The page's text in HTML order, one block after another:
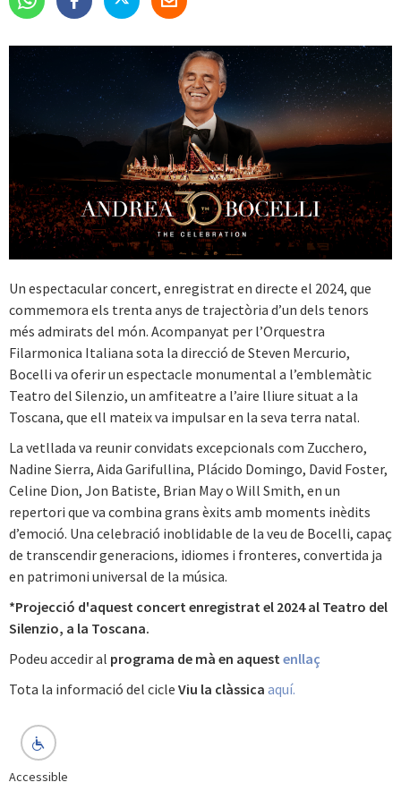
Un espectacular concert, enregistrat en directe el 2024, que
commemora els trenta anys de trajectòria d’un dels tenors
més admirats del món. Acompanyat per l’Orquestra
Filarmonica Italiana sota la direcció de Steven Mercurio,
Bocelli va oferir un espectacle monumental a l’emblemàtic
Teatro del Silenzio, un amfiteatre a l’aire lliure situat a la
Toscana, que ell mateix va impulsar en la seva terra natal.
La vetllada va reunir convidats excepcionals com Zucchero,
Nadine Sierra, Aida Garifullina, Plácido Domingo, David Foster,
Celine Dion, Jon Batiste, Brian May o Will Smith, en un
repertori que va combina grans èxits amb moments inèdits
d’emoció. Una celebració inoblidable de la veu de Bocelli, capaç
de transcendir generacions, idiomes i fronteres, convertida ja
en patrimoni universal de la música.
*Projecció d'aquest concert enregistrat el 2024 al Teatro del
Silenzio, a la Toscana.
Podeu accedir al programa de mà en aquestenllaç
Tota la informació del cicle Viu la clàssica aquí.
Accessible